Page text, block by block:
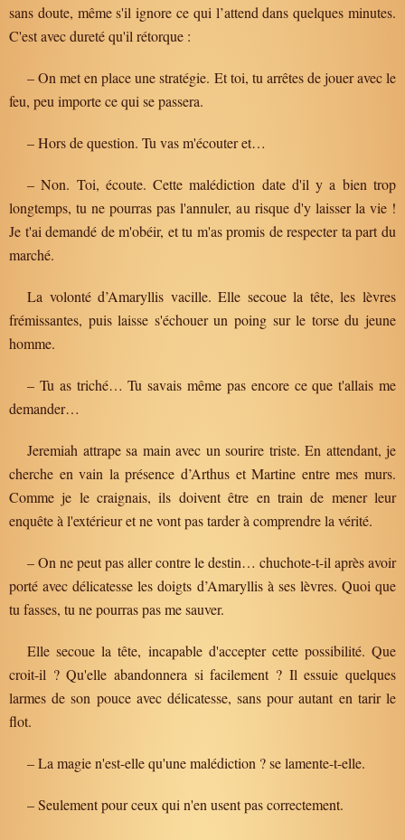
sans doute, même s'il ignore ce qui l’attend dans quelques minutes.
C'est avec dureté qu'il rétorque :
– On met en place une stratégie. Et toi, tu arrêtes de jouer avec le
feu, peu importe ce qui se passera.
– Hors de question. Tu vas m'écouter et…
– Non. Toi, écoute. Cette malédiction date d'il y a bien trop
longtemps, tu ne pourras pas l'annuler, au risque d'y laisser la vie !
Je t'ai demandé de m'obéir, et tu m'as promis de respecter ta part du
marché.
La volonté d’Amaryllis vacille. Elle secoue la tête, les lèvres
frémissantes, puis laisse s'échouer un poing sur le torse du jeune
homme.
– Tu as triché… Tu savais même pas encore ce que t'allais me
demander…
Jeremiah attrape sa main avec un sourire triste. En attendant, je
cherche en vain la présence d’Arthus et Martine entre mes murs.
Comme je le craignais, ils doivent être en train de mener leur
enquête à l'extérieur et ne vont pas tarder à comprendre la vérité.
– On ne peut pas aller contre le destin… chuchote-t-il après avoir
porté avec délicatesse les doigts d’Amaryllis à ses lèvres. Quoi que
tu fasses, tu ne pourras pas me sauver.
Elle secoue la tête, incapable d'accepter cette possibilité. Que
croit-il ? Qu'elle abandonnera si facilement ? Il essuie quelques
larmes de son pouce avec délicatesse, sans pour autant en tarir le
flot.
– La magie n'est-elle qu'une malédiction ? se lamente-t-elle.
– Seulement pour ceux qui n'en usent pas correctement.